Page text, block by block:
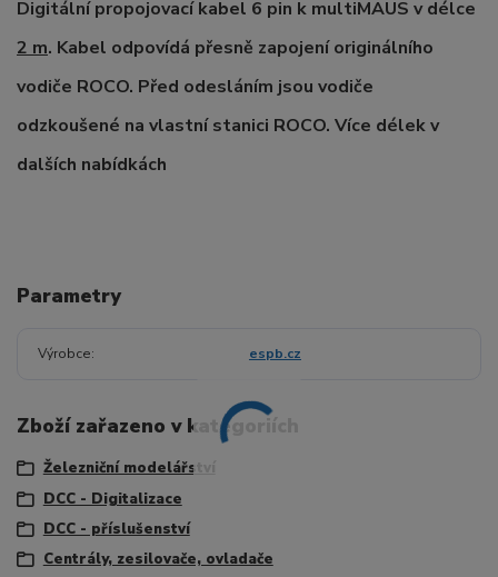
Digitální propojovací kabel 6 pin k multiMAUS v délce
2 m. Kabel odpovídá přesně zapojení originálního
vodiče ROCO. Před odesláním jsou vodiče
odzkoušené na vlastní stanici ROCO. Více délek v
dalších nabídkách
Parametry
Výrobce espb.cz
Zboží zařazeno v kategoriích
Železniční modelářství
DCC - Digitalizace
DCC - příslušenství
Centrály, zesilovače, ovladače